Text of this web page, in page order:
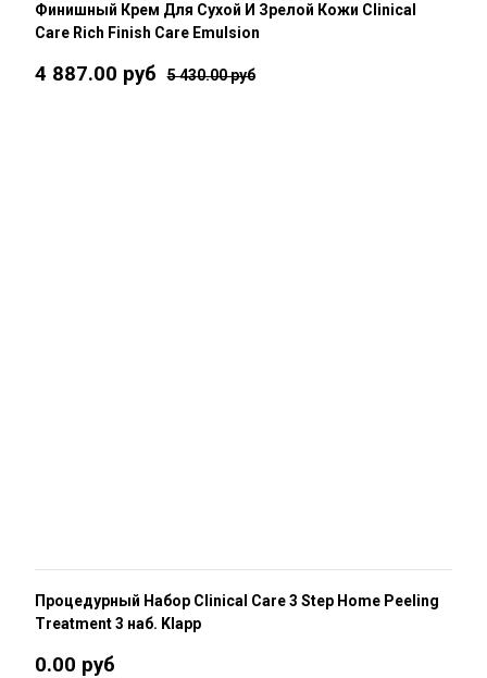
Финишный Крем Для Сухой И Зрелой Кожи Clinical
Care Rich Finish Care Emulsion
4 887.00 руб 5 430.00 руб
Процедурный Набор Clinical Care 3 Step Home Peeling
Treatment 3 наб. Klapp
0.00 руб